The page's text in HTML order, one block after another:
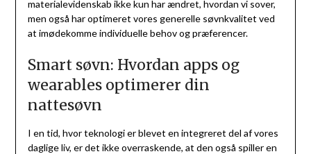
materialevidenskab ikke kun har ændret, hvordan vi sover,
men også har optimeret vores generelle søvnkvalitet ved
at imødekomme individuelle behov og præferencer.
Smart søvn: Hvordan apps og
wearables optimerer din
nattesøvn
I en tid, hvor teknologi er blevet en integreret del af vores
daglige liv, er det ikke overraskende, at den også spiller en